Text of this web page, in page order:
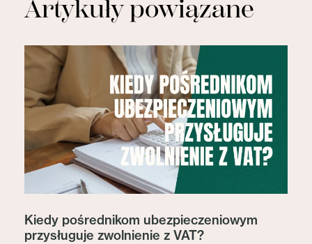
Artykuły powiązane
Kiedy pośrednikom ubezpieczeniowym
przysługuje zwolnienie z VAT?